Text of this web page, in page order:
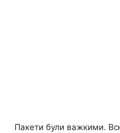
Пакети були важкими.